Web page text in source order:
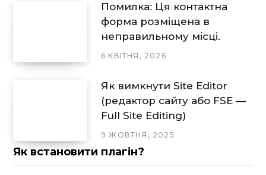
Помилка: Ця контактна
форма розміщена в
неправильному місці.
6 КВІТНЯ, 2026
Як вимкнути Site Editor
(редактор сайту або FSE —
Full Site Editing)
9 ЖОВТНЯ, 2025
Як встановити плагін?